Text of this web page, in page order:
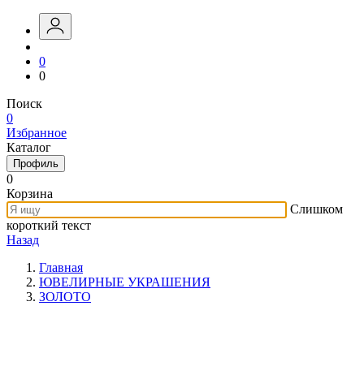
0
0
Поиск
0
Избранное
Каталог
Профиль
0
Корзина
Слишком
короткий текст
Назад
Главная
ЮВЕЛИРНЫЕ УКРАШЕНИЯ
ЗОЛОТО